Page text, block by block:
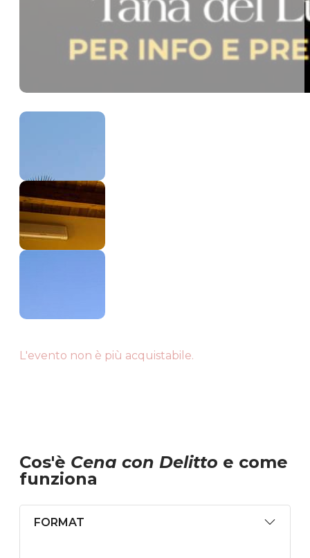
L'evento non è più acquistabile.
Cos'è Cena con Delitto e come
funziona
FORMAT